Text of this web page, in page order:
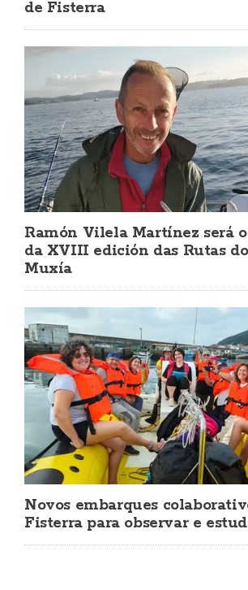
de Fisterra
Ramón Vilela Martínez será
da XVIII edición das Rutas
Muxía
Novos embarques
Fisterra para observar e